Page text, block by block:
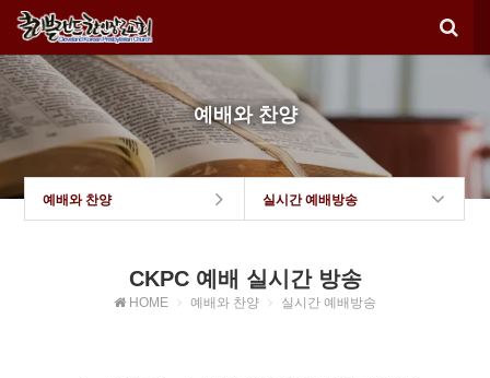
예배와 찬양
예배와 찬양 실시간 예배방송
CKPC 예배 실시간 방송
HOME 예배와 찬양 실시간 예배방송